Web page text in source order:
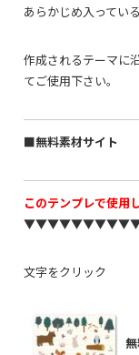
あらかじめ入ってい
作成されるテーマに
てご使用下さい。
■無料素材サイト
このテンプレで使用
文字をクリック
無